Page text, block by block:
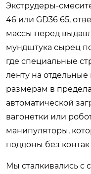
Экструдеры-
46 или GD36 65,
массы перед
мундштука сырец
где специальные
ленту на
размерам в
автоматической
вагонетки или
манипуляторы,
поддоны без
Мы сталкивались с